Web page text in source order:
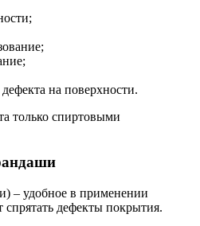
на поверхности.
только спиртовыми
– удобное в применении
спрятать дефекты покрытия.